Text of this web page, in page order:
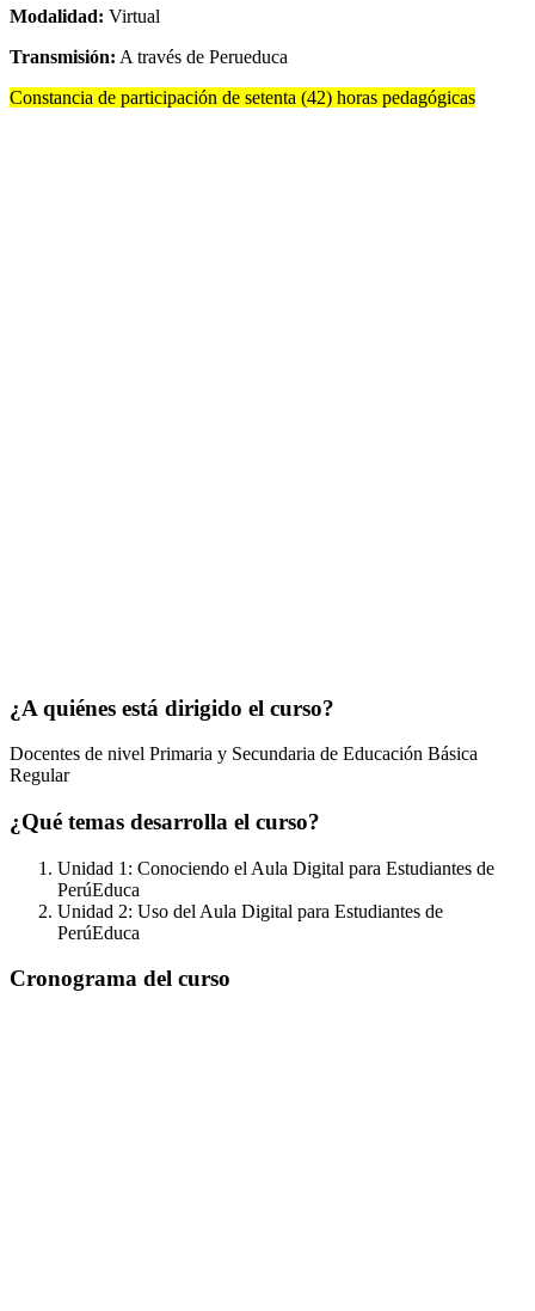
Modalidad: Virtual
Transmisión: A través de Perueduca
Constancia de participación de setenta (42) horas pedagógicas
¿A quiénes está dirigido el curso?
Docentes de nivel Primaria y Secundaria de Educación Básica
Regular
¿Qué temas desarrolla el curso?
Unidad 1: Conociendo el Aula Digital para Estudiantes de
PerúEduca
Unidad 2: Uso del Aula Digital para Estudiantes de
PerúEduca
Cronograma del curso